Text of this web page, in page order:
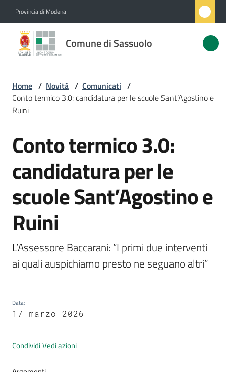
Provincia di Modena
Comune di Sassuolo
Comune
di
Amministrazione
Novità
Menu selezionato
Vivere
Sassuolo
A
e
r
a
m
Home / Novità / Comunicati /
Conto termico 3.0: candidatura per le scuole Sant’Agostino e
Ruini
Salta al contenuto
Conto termico 3.0:
candidatura per le
scuole Sant’Agostino e
Ruini
L’Assessore Baccarani: “I primi due interventi
ai quali auspichiamo presto ne seguano altri”
Data:
17 marzo 2026
CondividiVedi azioni